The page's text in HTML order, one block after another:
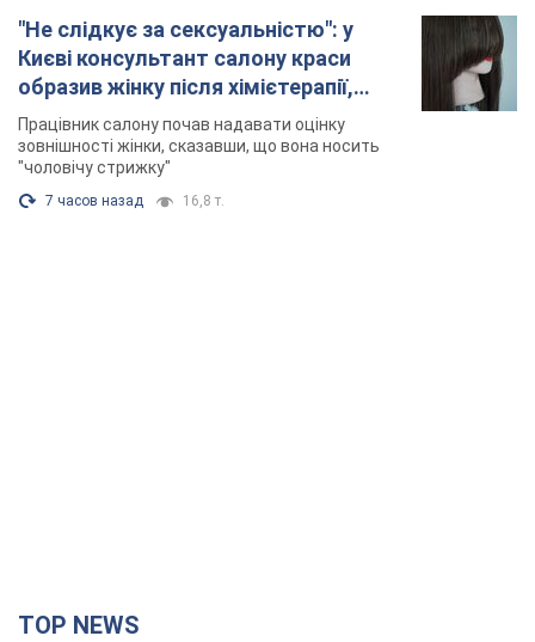
"Не слідкує за сексуальністю": у
Києві консультант салону краси
образив жінку після хімієтерапії,
розгорівся скандал. Фото
Працівник салону почав надавати оцінку
зовнішності жінки, сказавши, що вона носить
"чоловічу стрижку"
7 часов назад 16,8 т.
TOP NEWS